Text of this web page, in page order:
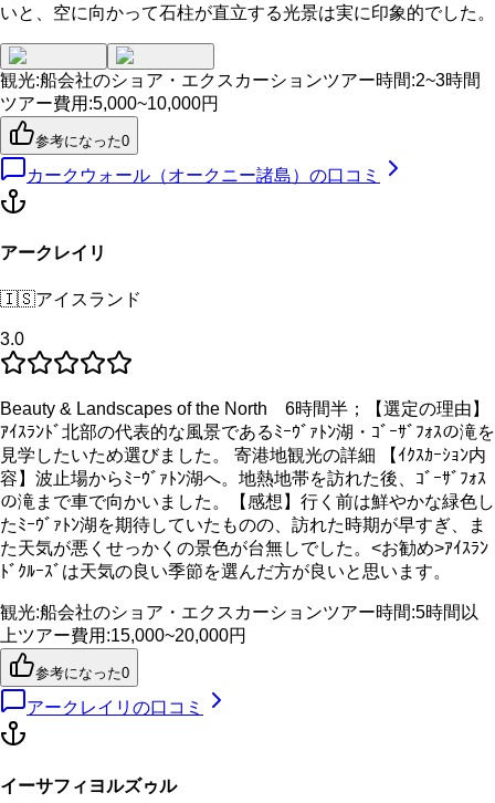
いと、空に向かって石柱が直立する光景は実に印象的でした。
観光:船会社のショア・エクスカーションツアー時間:2~3時間
ツアー費用 :5,000~10,000円
参考になった0
カークウォール（オークニー諸島） の口コミ
アークレイリ
🇮🇸アイスランド
3.0
Beauty & Landscapes of the North 6時間半；【選定の理由】
ｱｲｽﾗﾝﾄﾞ北部の代表的な風景であるﾐｰｳﾞｧﾄﾝ湖・ｺﾞｰｻﾞﾌｫｽの滝を
見学したいため選びました。 寄港地観光の詳細 【ｲｸｽｶｰｼｮﾝ内
容】波止場からﾐｰｳﾞｧﾄﾝ湖へ。地熱地帯を訪れた後、ｺﾞｰｻﾞﾌｫｽ
の滝まで車で向かいました。【感想】行く前は鮮やかな緑色し
たﾐｰｳﾞｧﾄﾝ湖を期待していたものの、訪れた時期が早すぎ、ま
た天気が悪くせっかくの景色が台無しでした。<お勧め>ｱｲｽﾗﾝ
ﾄﾞｸﾙｰｽﾞは天気の良い季節を選んだ方が良いと思います。
観光:船会社のショア・エクスカーションツアー時間:5時間以
上ツアー費用 :15,000~20,000円
参考になった0
アークレイリ の口コミ
イーサフィヨルズゥル